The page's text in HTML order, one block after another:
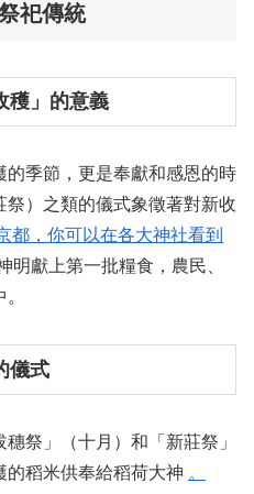
祀傳統
穫」的意義
季節，更是奉獻和感恩的時
）之類的儀式象徵著對新收
都，你可以在各大神社看到
明獻上第一批糧食，農民、
儀式
祭」（十月）和「新莊祭」
的稻米供奉給稻荷大神 。